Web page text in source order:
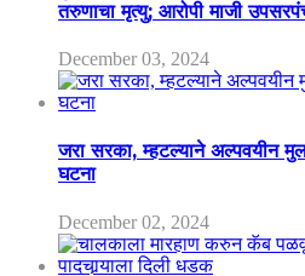
तरुणाचा मृत्यु; आरोपी माजी
December 03, 2024
जरा सरका, म्हटल्याने अल्पवयीन
घटना
December 02, 2024